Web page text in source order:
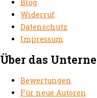
Blog
Widerruf
Datenschutz
Impressum
Über das
Bewertungen
Für neue Autoren